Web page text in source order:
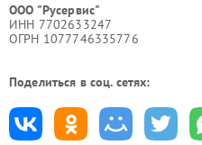
ООО "Русервис"
ИНН 7702633247
ОГРН 1077746335776
Поделиться в соц. сетях: